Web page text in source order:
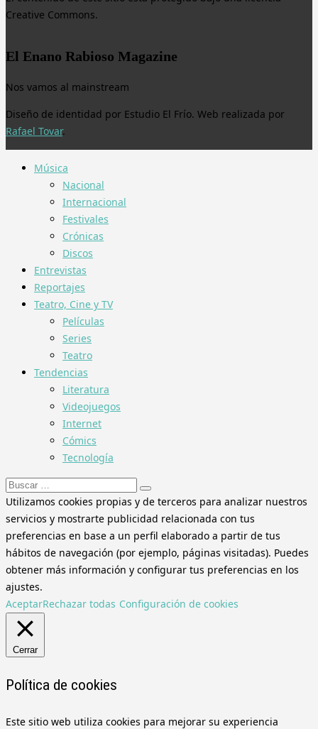
Creative Commons.
El Enano Rabioso Magazine
Nos vamos al mainstream
Diseño de identidad por Estudio El Frío. Web realizada por
Rafael Tovar.
Música
Nacional
Internacional
Festivales
Crónicas
Discos
Entrevistas
Reportajes
Teatro, Cine y TV
Películas
Series
Teatro
Tendencias
Literatura
Videojuegos
Internet
Cómics
Tecnología
Buscar:
Utilizamos cookies propias y de terceros para analizar nuestros
servicios y mostrarte publicidad relacionada con tus
preferencias en base a un perfil elaborado a partir de tus
hábitos de navegación (por ejemplo, páginas visitadas). Puedes
obtener más información y configurar tus preferencias en los
ajustes.
AceptarRechazar todas Configuración de cookies
Cerrar
Política de cookies
Este sitio web utiliza cookies para mejorar su experiencia